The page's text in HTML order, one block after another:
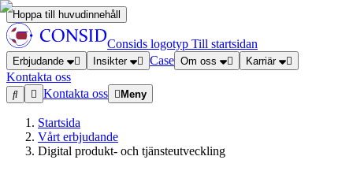
Hoppa till huvudinnehåll
Consids logotyp Till startsidan
Erbjudande Insikter Case Om oss Karriär
Kontakta oss
Kontakta oss
Meny
Startsida
Vårt erbjudande
Digital produkt- och tjänsteutveckling